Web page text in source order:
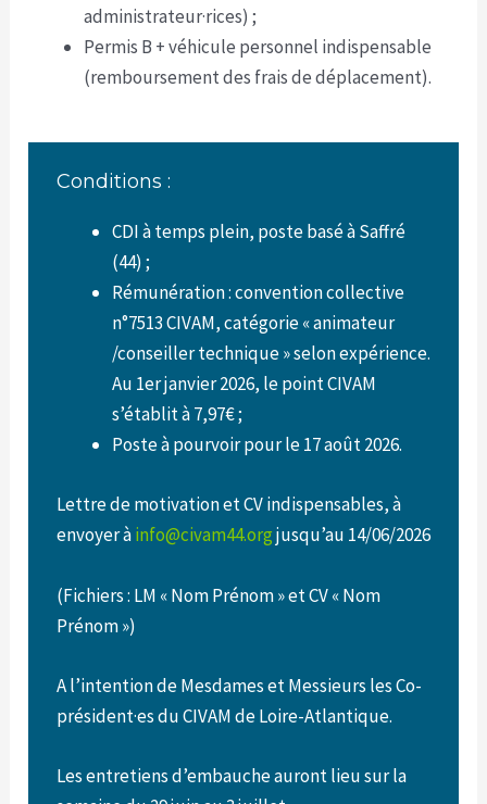
administrateur·rices) ;
Permis B + véhicule personnel indispensable
(remboursement des frais de déplacement).
Conditions :
CDI à temps plein, poste basé à Saffré
(44) ;
Rémunération : convention collective
n°7513 CIVAM, catégorie « animateur
/conseiller technique » selon expérience.
Au 1er janvier 2026, le point CIVAM
s’établit à 7,97€ ;
Poste à pourvoir pour le 17 août 2026.
Lettre de motivation et CV indispensables, à
envoyer àinfo@civam44.orgjusqu’au 14/06/2026
(Fichiers : LM « Nom Prénom » et CV « Nom
Prénom »)
A l’intention de Mesdames et Messieurs les Co-
président·es du CIVAM de Loire-Atlantique.
Les entretiens d’embauche auront lieu sur la